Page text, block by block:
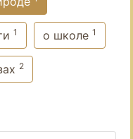
1 о школе 1
2